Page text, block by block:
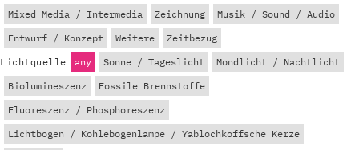
Mixed Media / Intermedia
Zeichnung
Musik / Sound / Audio
Entwurf / Konzept
Weitere
Zeitbezug
Lichtquelle
any Sonne / Tageslicht
Mondlicht / Nachtlicht
Biolumineszenz
Fossile Brennstoffe
Fluoreszenz / Phosphoreszenz
Lichtbogen / Kohlebogenlampe / Yablochkoffsche Kerze